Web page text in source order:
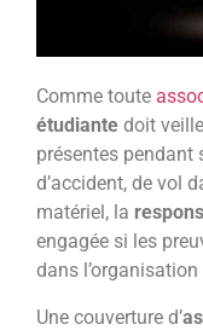
Comme toute
étudiante doit
présentes pendant
d’accident, de vol
matériel, la
engagée si les
dans
Une couverture d’